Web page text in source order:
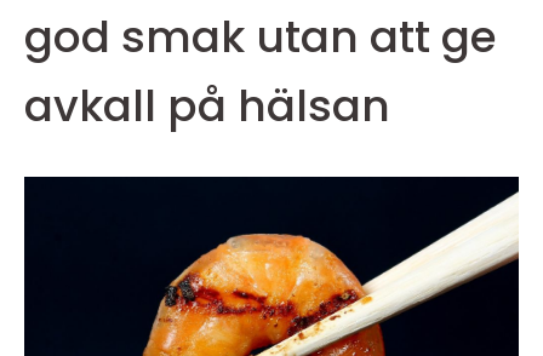
god smak utan att ge
avkall på hälsan